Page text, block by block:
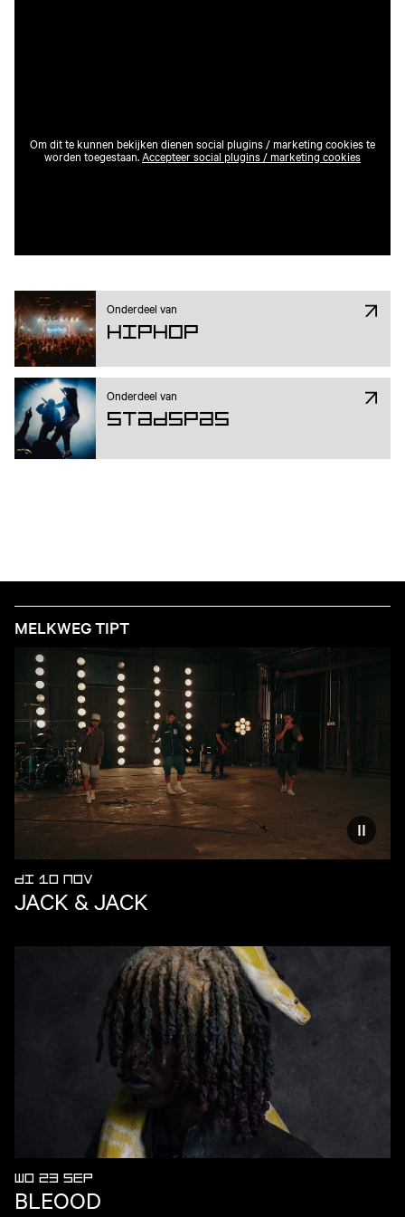
Om dit te kunnen bekijken dienen social plugins / marketing cookies te
worden toegestaan.Accepteer social plugins / marketing cookies
Onderdeel van
Hiphop
Onderdeel van
Stadspas
MELKWEG TIPT
DI 10 NOV
JACK & JACK
WO 23 SEP
BLEOOD